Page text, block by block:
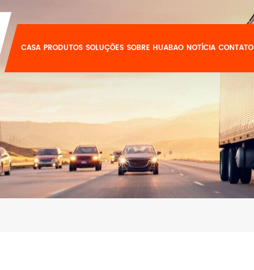
CASA PRODUTOS SOLUÇÕES SOBRE HUABAO NOTÍCIA CONTATO